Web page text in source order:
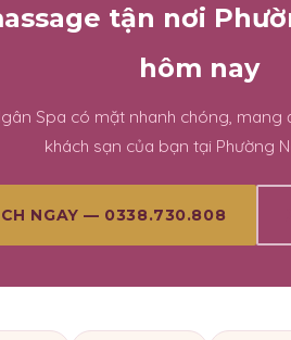
tận nơi
hôm nay
Spa có mặt nhanh chóng,
khách sạn của bạn tại Phường
NGAY — 0338.730.808